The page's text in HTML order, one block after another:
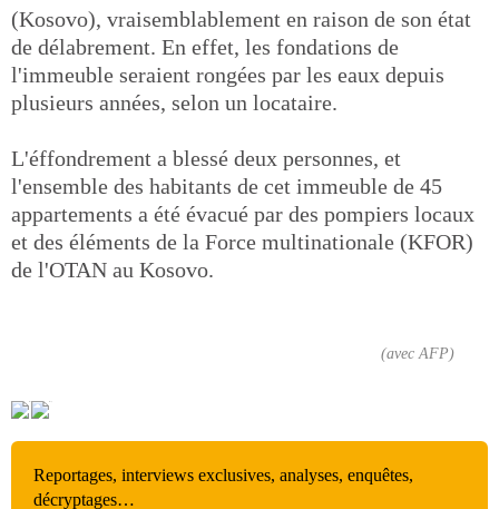
(Kosovo), vraisemblablement en raison de son état
de délabrement. En effet, les fondations de
l'immeuble seraient rongées par les eaux depuis
plusieurs années, selon un locataire.
L'éffondrement a blessé deux personnes, et
l'ensemble des habitants de cet immeuble de 45
appartements a été évacué par des pompiers locaux
et des éléments de la Force multinationale (KFOR)
de l'OTAN au Kosovo.
(avec AFP)
Reportages, interviews exclusives, analyses, enquêtes,
décryptages…